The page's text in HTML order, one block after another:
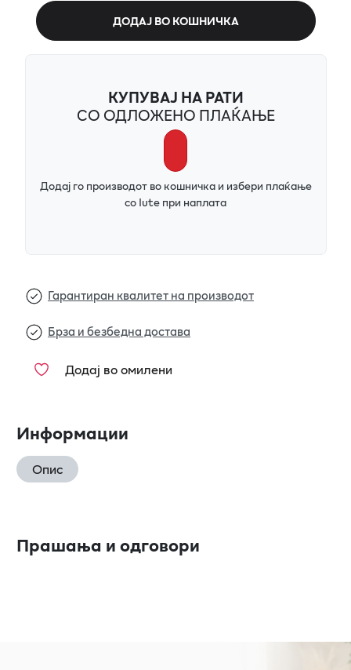
ДОДАЈ ВО КОШНИЧКА
КУПУВАЈ НА РАТИ
СО ОДЛОЖЕНО ПЛАЌАЊЕ
Додај го производот во кошничка и избери плаќање
со Iute при наплата
Гарантиран квалитет на производот
Брза и безбедна достава
Додај во омилени
Информации
Опис
Прашања и одговори